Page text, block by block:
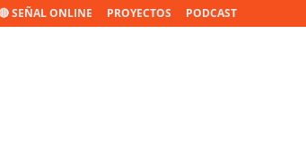
SEÑAL ONLINE PROYECTOS PODCAST